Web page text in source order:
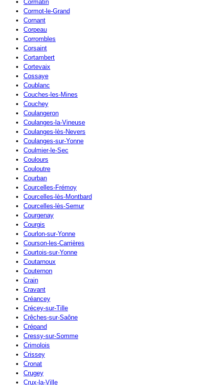
Cormatin
Cormot-le-Grand
Cornant
Corpeau
Corrombles
Corsaint
Cortambert
Cortevaix
Cossaye
Coublanc
Couches-les-Mines
Couchey
Coulangeron
Coulanges-la-Vineuse
Coulanges-lès-Nevers
Coulanges-sur-Yonne
Coulmier-le-Sec
Coulours
Couloutre
Courban
Courcelles-Frémoy
Courcelles-lès-Montbard
Courcelles-lès-Semur
Courgenay
Courgis
Courlon-sur-Yonne
Courson-les-Carrières
Courtois-sur-Yonne
Coutarnoux
Couternon
Crain
Cravant
Créancey
Crécey-sur-Tille
Crêches-sur-Saône
Crépand
Cressy-sur-Somme
Crimolois
Crissey
Cronat
Crugey
Crux-la-Ville